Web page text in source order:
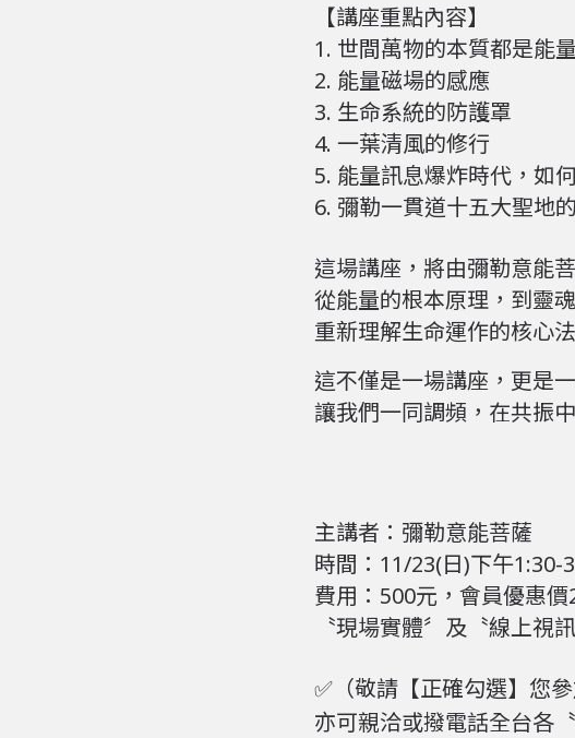
【講座重點內容】
1. 世間萬物的本質都是能量
2. 能量磁場的感應
3. 生命系統的防護罩
4. 一葉清風的修行
5. 能量訊息爆炸時代，如
6. 彌勒一貫道十五大聖地
這場講座，將由彌勒意能
從能量的根本原理，到靈
重新理解生命運作的核心
這不僅是一場講座，更是
讓我們一同調頻，在共振
主講者：彌勒意能菩薩
時間：11/23(日)下午1:30-
費用：500元，會員優惠價
〝現場實體〞及〝線上視
✅（敬請【正確勾選】您參
亦可親洽或撥電話全台各